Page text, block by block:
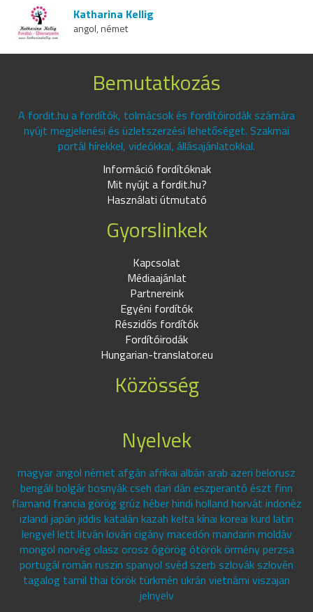
Katharina Kellig
angol, német
Bemutatkozás
A fordit.hu a fordítók, tolmácsok és fordítóirodák számára
nyújt megjelenési és üzletszerzési lehetőséget. Szakmai
portál hírekkel, videókkal, állásajánlatokkal.
Információ fordítóknak
Mit nyújt a fordit.hu?
Használati útmutató
Gyorslinkek
Kapcsolat
Médiaajánlat
Partnereink
Egyéni fordítók
Részidős fordítók
Fordítóirodák
Hungarian-translator.eu
Közösség
Nyelvek
magyar angol német afgán afrikai albán arab azeri belorusz
bengáli bolgár bosnyák cseh dari dán eszperantó észt finn
flamand francia görög grúz héber hindi holland horvát indonéz
izlandi japán jiddis katalán kazah kelta kínai koreai kurd latin
lengyel lett litván lovári cigány macedón mandarin moldáv
mongol norvég olasz orosz ógörög ótörök örmény perzsa
portugál román ruszin spanyol svéd szerb szlovák szlovén
tagalog tamil thai török türkmén ukrán vietnámi viszajan
jelnyelv